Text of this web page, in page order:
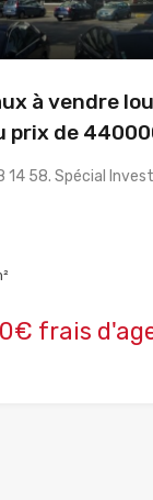
à vendre
prix de
14 58. Spécial
frais